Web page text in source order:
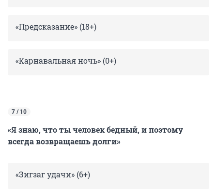
«Предсказание» (18+)
«Карнавальная ночь» (0+)
7 / 10
«Я знаю, что ты человек бедный, и поэтому
всегда возвращаешь долги»
«Зигзаг удачи» (6+)